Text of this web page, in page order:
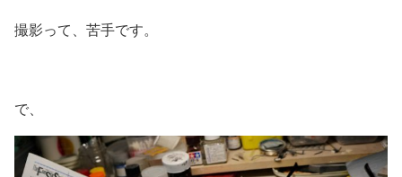
撮影って、苦手です。
で、